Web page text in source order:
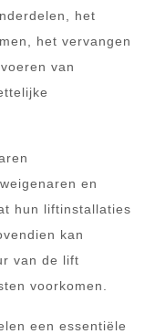
het
het vervangen
van
en
hun liftinstallaties
kan
van de lift
voorkomen.
een essentiële